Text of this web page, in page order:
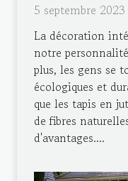
5 septembre
La décoration
notre
plus, les gens se
écologiques et
que les tapis en
de fibres
d'avantages....